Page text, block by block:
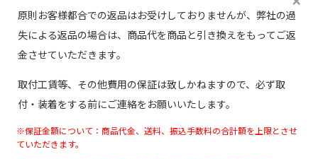
原則お客様都合での返品はお受けしておりませんが、弊社の過
失による返品の場合は、商品代を商品と引き換えをもってご返
金させていただきます。
取付工賃等、その他費用の保証は致しかねますので、必ず取
付・装着をする前にご連絡をお願いいたします。
※保証金額について：商品代金、送料、振込手数料の合計額を上限とさせ
ていただきます。